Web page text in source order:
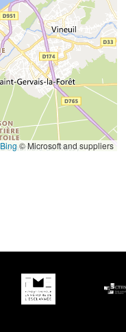
Bing© Microsoft and suppliers